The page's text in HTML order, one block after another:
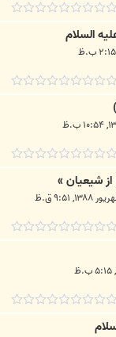
السلام
شیعیان »